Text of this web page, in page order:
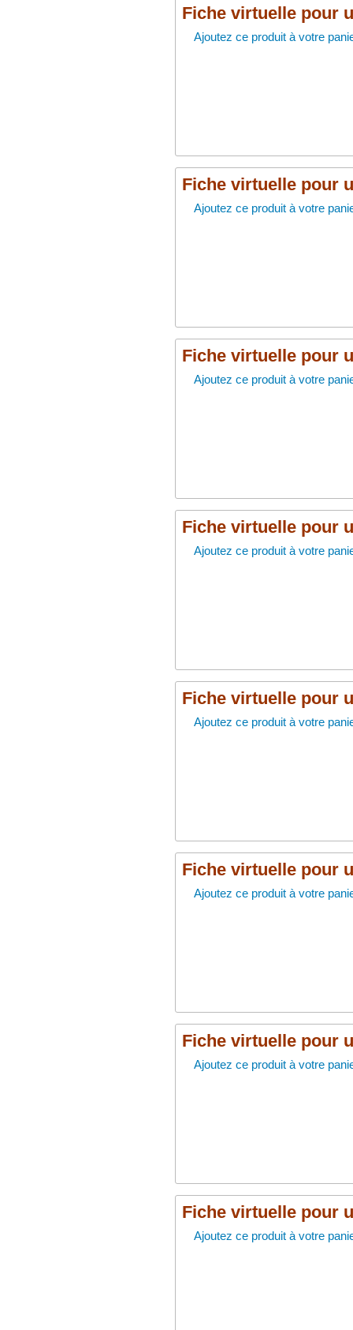
Fiche virtuelle pour
Ajoutez ce produit à votre
Fiche virtuelle pour
Ajoutez ce produit à votre
Fiche virtuelle pour
Ajoutez ce produit à votre
Fiche virtuelle pour
Ajoutez ce produit à votre
Fiche virtuelle pour
Ajoutez ce produit à votre
Fiche virtuelle pour
Ajoutez ce produit à votre
Fiche virtuelle pour
Ajoutez ce produit à votre
Fiche virtuelle pour
Ajoutez ce produit à votre